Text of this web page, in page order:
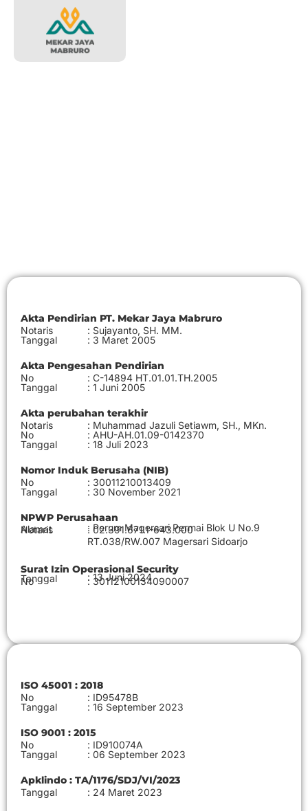
Akta Pendirian PT. Mekar Jaya Mabruro
Notaris
: Sujayanto, SH. MM.
Tanggal
: 3 Maret 2005
Akta Pengesahan Pendirian
No
: C-14894 HT.01.01.TH.2005
Tanggal
: 1 Juni 2005
Akta perubahan terakhir
Notaris
: Muhammad Jazuli Setiawm, SH., MKn.
No
: AHU-AH.01.09-0142370
Tanggal
: 18 Juli 2023
Nomor Induk Berusaha (NIB)
No
: 30011210013409
Tanggal
: 30 November 2021
NPWP Perusahaan
Notaris : 02.391.671.1-643.000
Alamat
: Perum Magersari Permai Blok U No.9
RT.038/RW.007 Magersari Sidoarjo
Surat Izin Operasional Security
No : 30112100134090007
Tanggal : 13 Juni 2024
ISO 45001 : 2018
No
: ID95478B
Tanggal
: 16 September 2023
ISO 9001 : 2015
No
: ID910074A
Tanggal
: 06 September 2023
Apklindo : TA/1176/SDJ/VI/2023
Tanggal : 24 Maret 2023